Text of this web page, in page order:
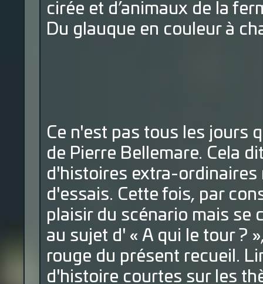
cirée et d’animaux de la
Du glauque en couleur à
Ce n'est pas tous les jours
de Pierre Bellemare. Cela
d'histoires extra-ordinaires
d'essais. Cette fois, par
plaisir du scénario mais se
au sujet d' « A qui le tour ?
rouge du présent recueil.
d'histoire courtes sur les